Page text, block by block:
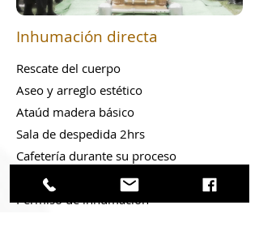
Inhumación directa
Rescate del cuerpo
Aseo y arreglo estético
Ataúd madera básico
Sala de despedida 2hrs
Cafetería durante su proceso
Gestión de trámites ante el registro civil
Permiso de inhumación